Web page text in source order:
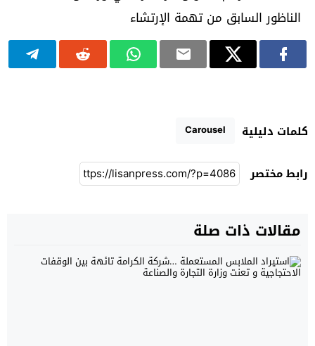
كلمات دليلية Carousel
رابط مختصر
مقالات ذات صلة